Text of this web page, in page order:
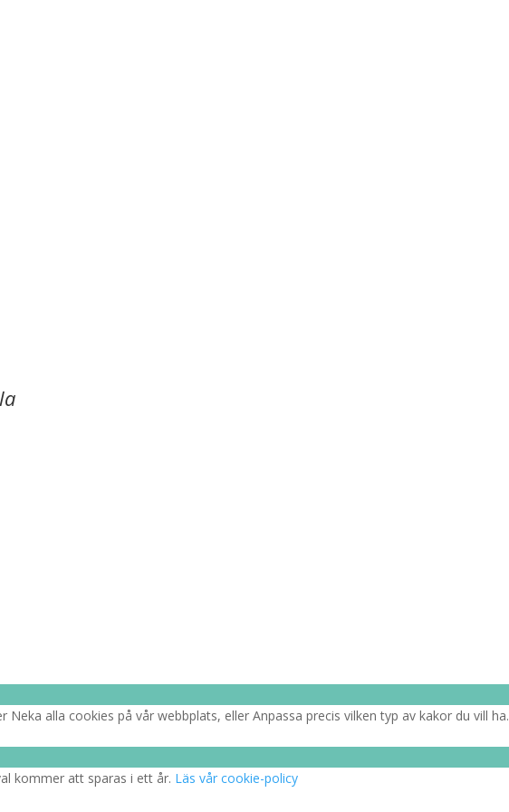
Neka alla cookies på vår webbplats, eller Anpassa precis vilken typ av kakor du vill ha.
kommer att sparas i ett år. Läs vår cookie-policy